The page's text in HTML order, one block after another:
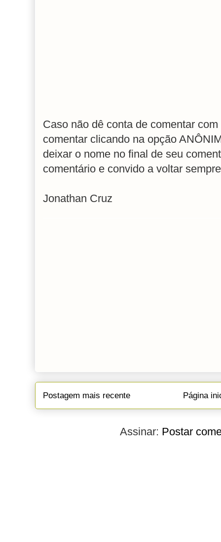
Caso não dê conta de comentar
comentar clicando na opção
deixar o nome no final de seu
comentário e convido a voltar
Jonathan Cruz
Postagem mais recente Página
Assinar: Postar